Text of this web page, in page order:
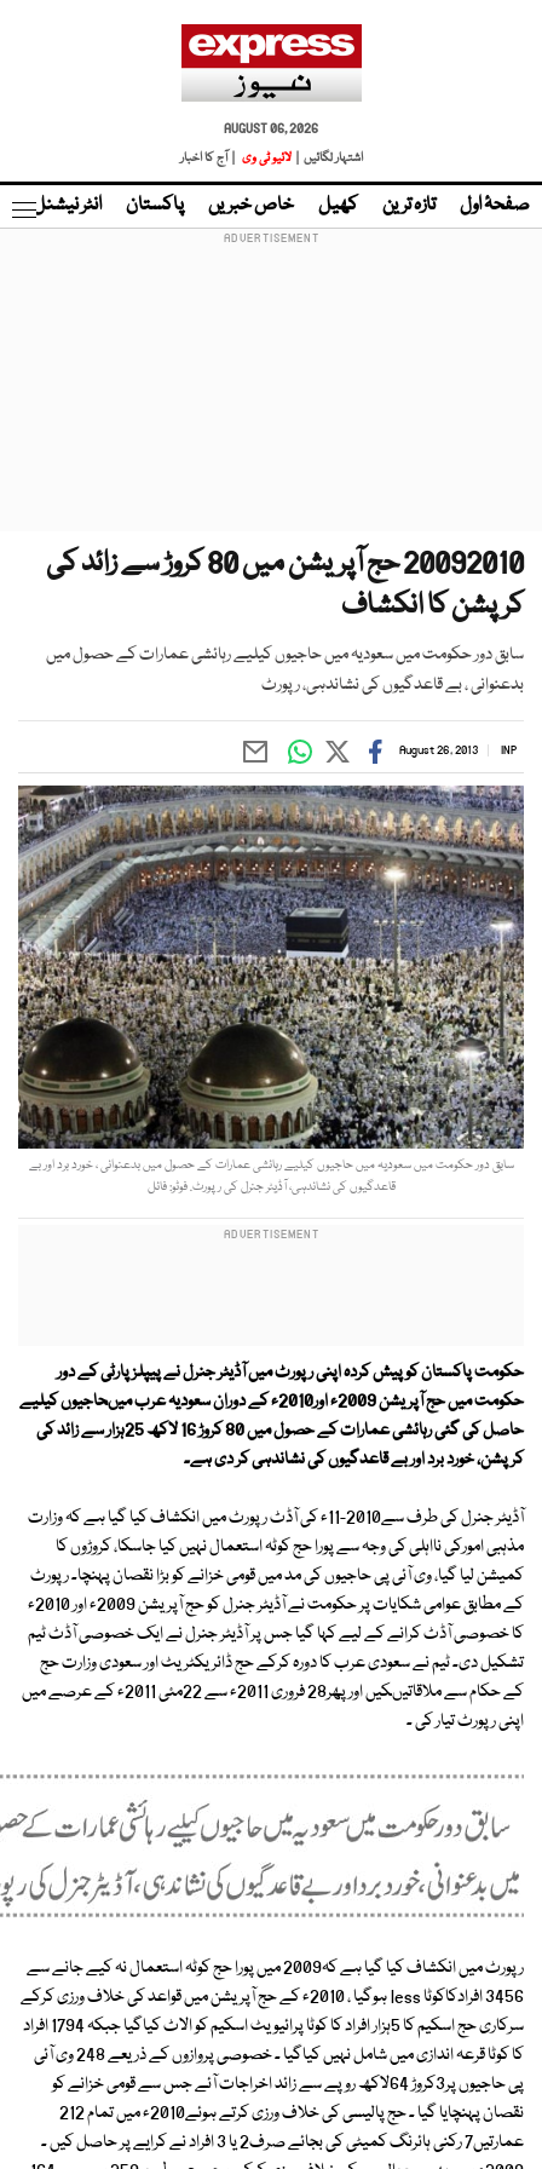
AUGUST 06, 2026
اشتہار لگائیں |
لائیو ٹی وی | آج کا اخبار
صفحۂ اول تازہ ترین کھیل خاص خبریں پاکستان انٹر نیشنل
20092010 حج آپریشن میں 80 کروڑ سے زائد کی
کرپشن کا انکشاف
سابق دور حکومت میں سعودیہ میں حاجیوں کیلیے رہائشی عمارات کے حصول میں
بدعنوانی ، بے قاعدگیوں کی نشاندہی، رپورٹ
INP
August 26, 2013
سابق دور حکومت میں سعودیہ میں حاجیوں کیلیے رہائشی عمارات کے حصول میں بدعنوانی ، خورد برد اور بے
قاعدگیوں کی نشاندہی، آڈیٹر جنرل کی رپورٹ. فوٹو: فائل
حکومت پاکستان کو پیش کردہ اپنی رپورٹ میں آڈیٹر جنرل نے پیپلزپارٹی کے دور
حکومت میں حج آپریشن 2009ء اور2010ء کے دوران سعودیہ عرب میںحاجیوں کیلیے
حاصل کی گئی رہائشی عمارات کے حصول میں 80 کروڑ 16 لاکھ 25ہزار سے زائد کی
کرپشن، خورد برد اور بے قاعدگیوں کی نشاندہی کر دی ہے۔
آڈیٹر جنرل کی طرف سے2010-11ء کی آڈٹ رپورٹ میں انکشاف کیا گیا ہے کہ وزارت
مذہبی امورکی نااہلی کی وجہ سے پورا حج کوٹہ استعمال نہیں کیا جاسکا، کروڑوں کا
کمیشن لیا گیا، وی آئی پی حاجیوں کی مد میں قومی خزانے کو بڑا نقصان پہنچا۔ رپورٹ
کے مطابق عوامی شکایات پر حکومت نے آڈیٹر جنرل کو حج آپریشن 2009ء اور 2010ء
کا خصوصی آڈٹ کرانے کے لیے کہا گیا جس پر آڈیٹر جنرل نے ایک خصوصی آڈٹ ٹیم
تشکیل دی۔ ٹیم نے سعودی عرب کا دورہ کرکے حج ڈائریکٹریٹ اور سعودی وزارت حج
کے حکام سے ملاقاتیںکیں اور پھر28 فروری 2011ء سے 22مئی 2011ء کے عرصے میں
اپنی رپورٹ تیار کی ۔
رپورٹ میں انکشاف کیا گیا ہے کہ2009 میں پورا حج کوٹہ استعمال نہ کیے جانے سے
3456 افرادکاکوٹا less ہوگیا ، 2010ء کے حج آپریشن میں قواعد کی خلاف ورزی کرکے
سرکاری حج اسکیم کا 5ہزار افراد کا کوٹا پرائیویٹ اسکیم کو الاٹ کیاگیا جبکہ 1794 افراد
کا کوٹا قرعہ اندازی میں شامل نہیں کیاگیا ۔ خصوصی پروازوں کے ذریعے 248 وی آئی
پی حاجیوں پر3کروڑ 64لاکھ روپے سے زائد اخراجات آئے جس سے قومی خزانے کو
نقصان پہنچایا گیا ۔ حج پالیسی کی خلاف ورزی کرتے ہوئے2010ء میں تمام 212
عمارتیں7 رکنی ہائرنگ کمیٹی کی بجائے صرف2 یا 3 افراد نے کرایے پر حاصل کیں ۔